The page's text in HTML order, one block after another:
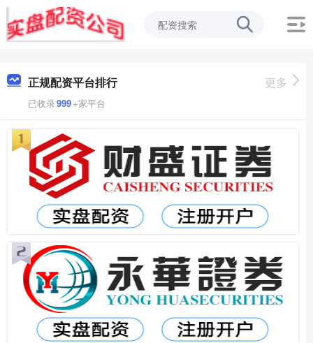
正规配资平台排行
已收录999+家平台
更多